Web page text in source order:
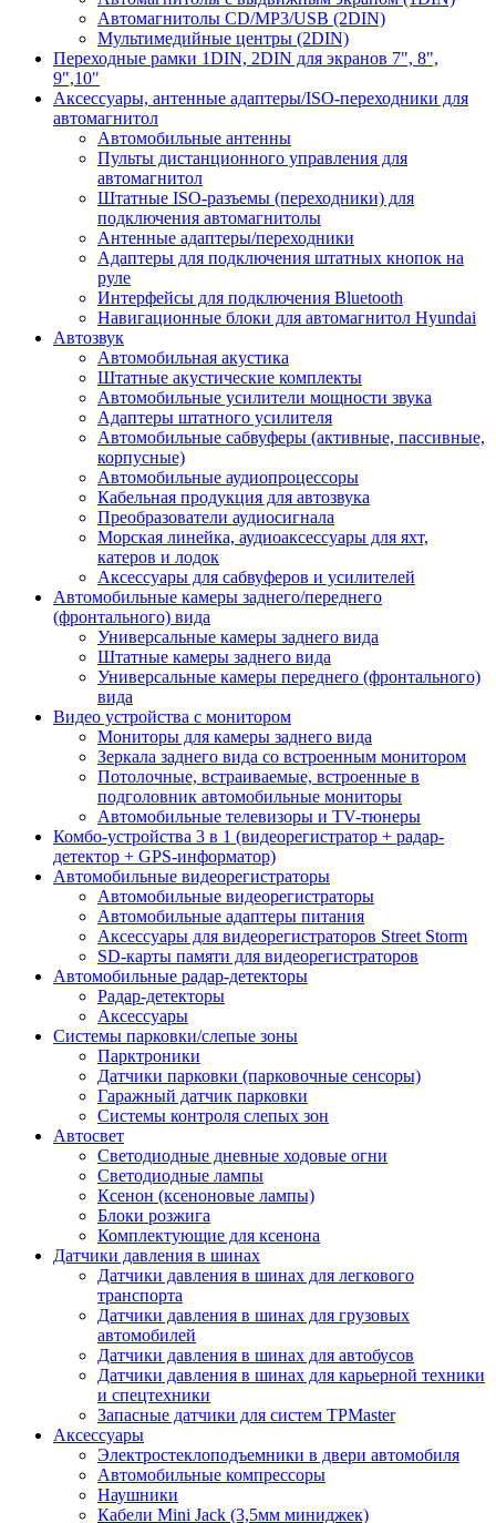
Автомагнитолы CD/MP3/USB (2DIN)
Мультимедийные центры (2DIN)
Переходные рамки 1DIN, 2DIN для экранов 7", 8",
9",10"
Аксессуары, антенные адаптеры/ISO-переходники для
автомагнитол
Автомобильные антенны
Пульты дистанционного управления для
автомагнитол
Штатные ISO-разъемы (переходники) для
подключения автомагнитолы
Антенные адаптеры/переходники
Адаптеры для подключения штатных кнопок на
руле
Интерфейсы для подключения Bluetooth
Навигационные блоки для автомагнитол Hyundai
Автозвук
Автомобильная акустика
Штатные акустические комплекты
Автомобильные усилители мощности звука
Адаптеры штатного усилителя
Автомобильные сабвуферы (активные, пассивные,
корпусные)
Автомобильные аудиопроцессоры
Кабельная продукция для автозвука
Преобразователи аудиосигнала
Морская линейка, аудиоаксессуары для яхт,
катеров и лодок
Аксессуары для сабвуферов и усилителей
Автомобильные камеры заднего/переднего
(фронтального) вида
Универсальные камеры заднего вида
Штатные камеры заднего вида
Универсальные камеры переднего (фронтального)
вида
Видео устройства c монитором
Мониторы для камеры заднего вида
Зеркала заднего вида со встроенным монитором
Потолочные, встраиваемые, встроенные в
подголовник автомобильные мониторы
Автомобильные телевизоры и TV-тюнеры
Комбо-устройства 3 в 1 (видеорегистратор + радар-
детектор + GPS-информатор)
Автомобильные видеорегистраторы
Автомобильные видеорегистраторы
Автомобильные адаптеры питания
Аксессуары для видеорегистраторов Street Storm
SD-карты памяти для видеорегистраторов
Автомобильные радар-детекторы
Радар-детекторы
Аксессуары
Системы парковки/слепые зоны
Парктроники
Датчики парковки (парковочные сенсоры)
Гаражный датчик парковки
Системы контроля слепых зон
Автосвет
Светодиодные дневные ходовые огни
Светодиодные лампы
Ксенон (ксеноновые лампы)
Блоки розжига
Комплектующие для ксенона
Датчики давления в шинах
Датчики давления в шинах для легкового
транспорта
Датчики давления в шинах для грузовых
автомобилей
Датчики давления в шинах для автобусов
Датчики давления в шинах для карьерной техники
и спецтехники
Запасные датчики для систем TPMaster
Аксессуары
Электростеклоподъемники в двери автомобиля
Автомобильные компрессоры
Наушники
Кабели Mini Jack (3,5мм миниджек)